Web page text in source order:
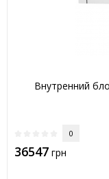
Внутренний
0
36547 грн